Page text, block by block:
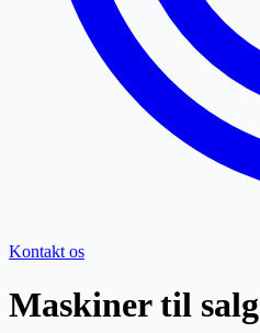
Kontakt os
Maskiner til salg